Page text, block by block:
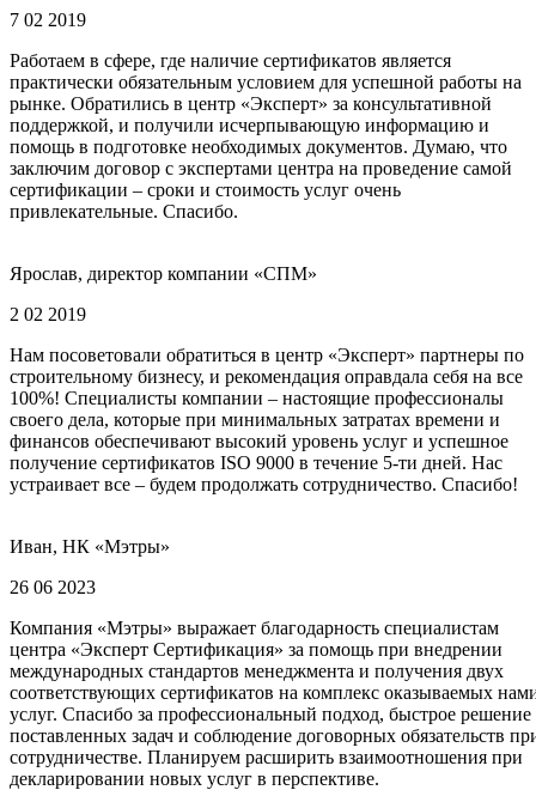
7 02 2019
Работаем в сфере, где наличие сертификатов является
практически обязательным условием для успешной работы на
рынке. Обратились в центр «Эксперт» за консультативной
поддержкой, и получили исчерпывающую информацию и
помощь в подготовке необходимых документов. Думаю, что
заключим договор с экспертами центра на проведение самой
сертификации – сроки и стоимость услуг очень
привлекательные. Спасибо.
Ярослав, директор компании «СПМ»
2 02 2019
Нам посоветовали обратиться в центр «Эксперт» партнеры по
строительному бизнесу, и рекомендация оправдала себя на все
100%! Специалисты компании – настоящие профессионалы
своего дела, которые при минимальных затратах времени и
финансов обеспечивают высокий уровень услуг и успешное
получение сертификатов ISO 9000 в течение 5-ти дней. Нас
устраивает все – будем продолжать сотрудничество. Спасибо!
Иван, НК «Мэтры»
26 06 2023
Компания «Мэтры» выражает благодарность специалистам
центра «Эксперт Сертификация» за помощь при внедрении
международных стандартов менеджмента и получения двух
соответствующих сертификатов на комплекс оказываемых
услуг. Спасибо за профессиональный подход, быстрое решение
поставленных задач и соблюдение договорных обязательств
сотрудничестве. Планируем расширить взаимоотношения при
декларировании новых услуг в перспективе.